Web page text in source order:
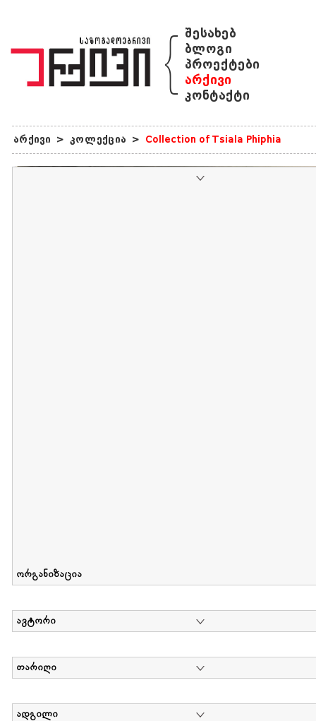
{ შესახებ
ბლოგი
პროექტები
არქივი
კონტაქტი
არქივი > კოლექცია > Collection of Tsiala Phiphia
ორგანიზაცია
ავტორი
თარიღი
ადგილი